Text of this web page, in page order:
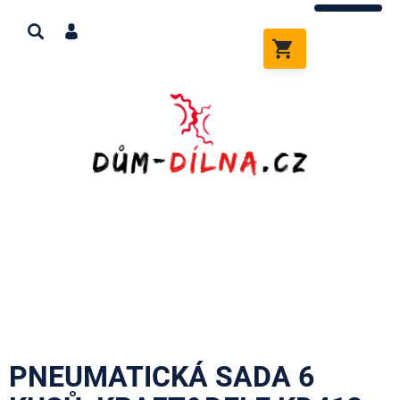
obsah
KOŠÍK
PNEUMATICKÁ SADA 6